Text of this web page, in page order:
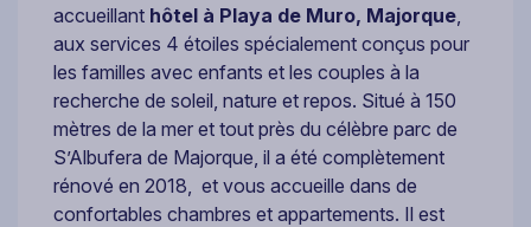
accueillant hôtel à Playa de Muro, Majorque
aux services 4 étoiles spécialement conçus pour
les familles avec enfants et les couples à la
recherche de soleil, nature et repos. Situé à 150
mètres de la mer et tout près du célèbre parc de
S’Albufera de Majorque, il a été complètement
rénové en 2018, et vous accueille dans de
confortables chambres et appartements. Il est